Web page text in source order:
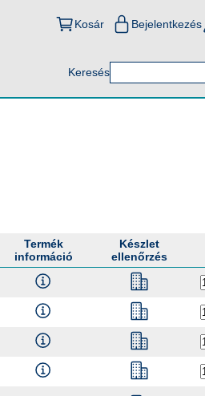
Kosár Bejelentkezés
Keresés
Termék
információ
Készlet
ellenőrzés